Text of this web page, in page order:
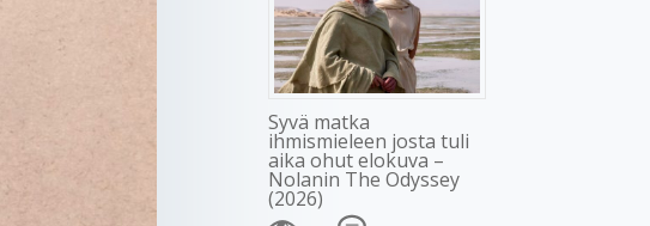
Syvä matka
ihmismieleen josta tuli
aika ohut elokuva –
Nolanin The Odyssey
(2026)